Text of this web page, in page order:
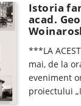
Istoria
acad.
***LA
mai, de la
eveniment
proiectului